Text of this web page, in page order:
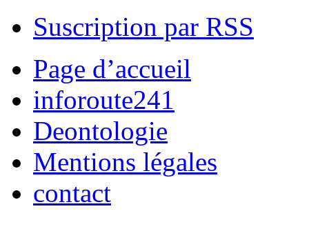
Suscription par RSS
Page d’accueil
inforoute241
Deontologie
Mentions légales
contact